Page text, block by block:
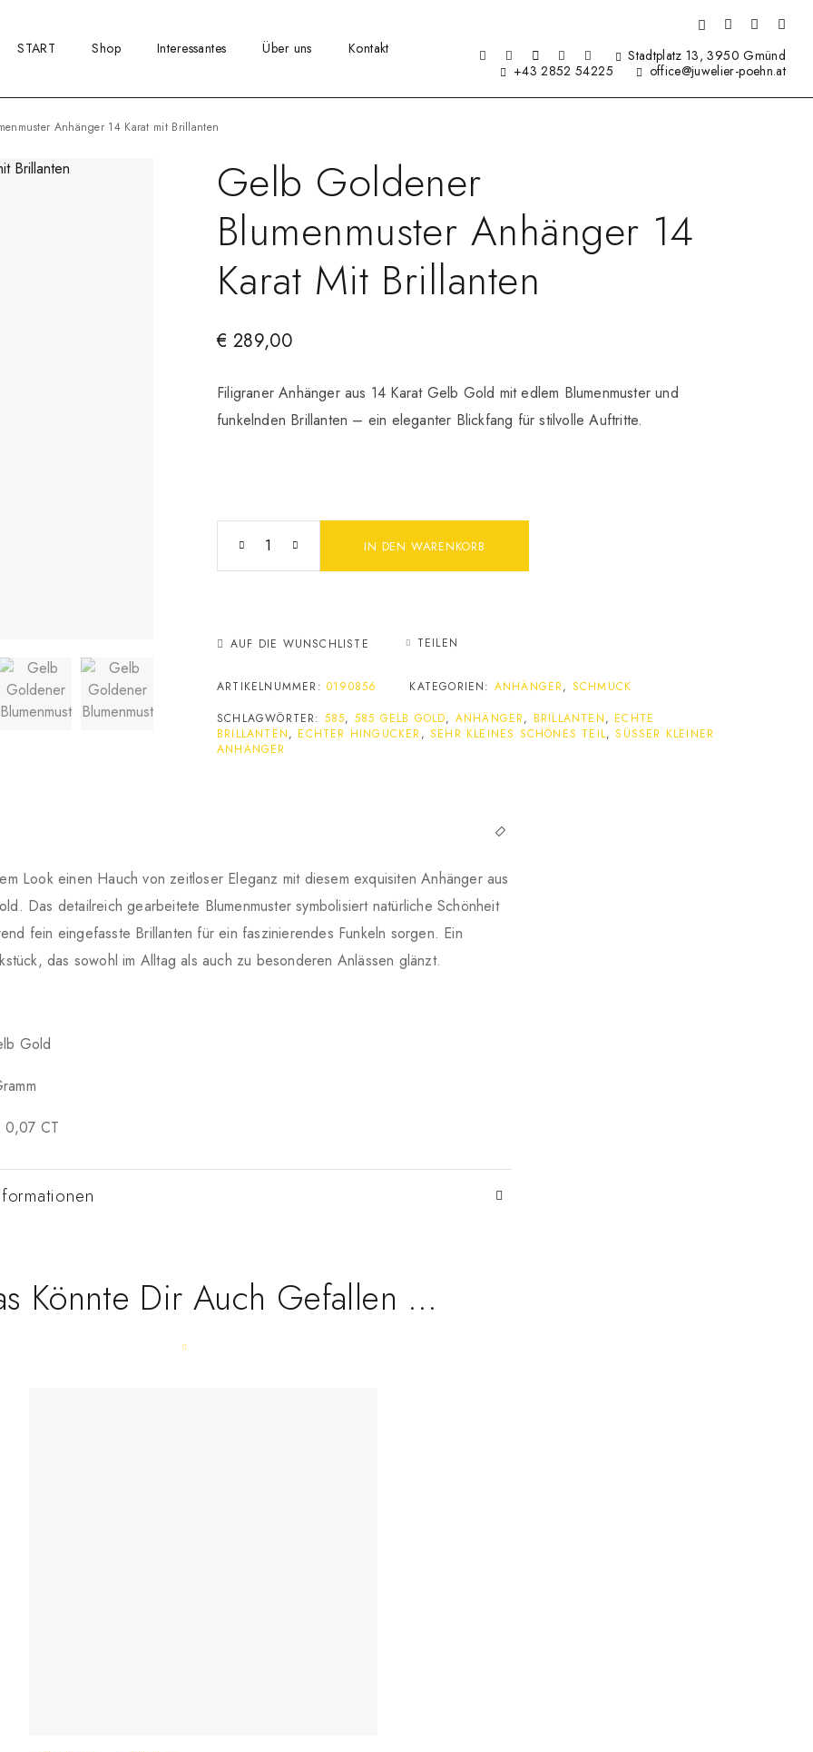
START Shop Interessantes Über uns Kontakt
Stadtplatz 13, 3950 Gmünd
+43 2852 54225
office@juwelier-poehn.at
Anhänger 14 Karat mit Brillanten
Gelb Goldener
Blumenmuster Anhänger 14
Karat Mit Brillanten
€ 289,00
Filigraner Anhänger aus 14 Karat Gelb Gold mit edlem Blumenmuster und
funkelnden Brillanten – ein eleganter Blickfang für stilvolle Auftritte.
IN DEN WARENKORB
AUF DIE WUNSCHLISTE TEILEN
ARTIKELNUMMER: 0190856 KATEGORIEN: ANHÄNGER, SCHMUCK
SCHLAGWÖRTER: 585, 585 GELB GOLD, ANHÄNGER, BRILLANTEN, ECHTE
BRILLANTEN, ECHTER HINGUCKER,SEHR KLEINES SCHÖNES TEIL,SÜSSER KLEINER A
NHÄNGER
Look einen Hauch von zeitloser Eleganz mit diesem exquisiten Anhänger aus
Das detailreich gearbeitete Blumenmuster symbolisiert natürliche Schönheit
fein eingefasste Brillanten für ein faszinierendes Funkeln sorgen. Ein
das sowohl im Alltag als auch zu besonderen Anlässen glänzt.
Gold
0,07 CT
Könnte Dir Auch Gefallen …